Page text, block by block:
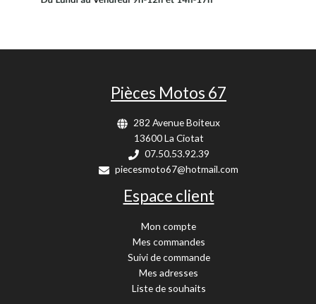
Pièces Motos 67
282 Avenue Boiteux
13600 La Ciotat
07.50.53.92.39
piecesmoto67@hotmail.com
Espace client
Mon compte
Mes commandes
Suivi de commande
Mes adresses
Liste de souhaits